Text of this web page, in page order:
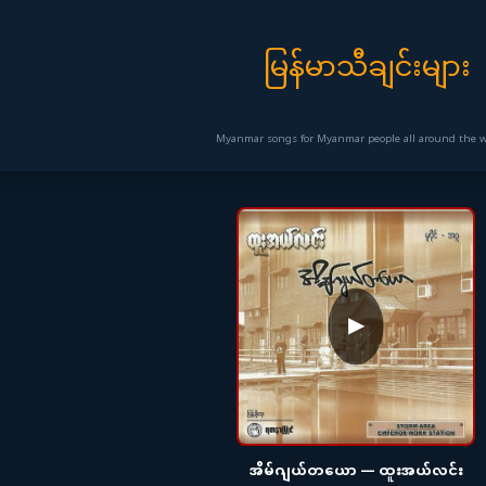
မြန်မာသီချင်းများ
Myanmar songs for Myanmar people all around the
▶
အိမ်ဂျယ်တယော — ထူးအယ်လင်း